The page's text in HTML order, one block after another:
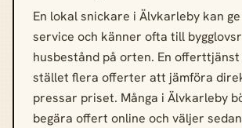
En lokal snickare i Älvkarleby kan
service och känner ofta till
husbestånd på orten. En offerttjänst
stället flera offerter att jämföra
pressar priset. Många i Älvkarleby
begära offert online och väljer